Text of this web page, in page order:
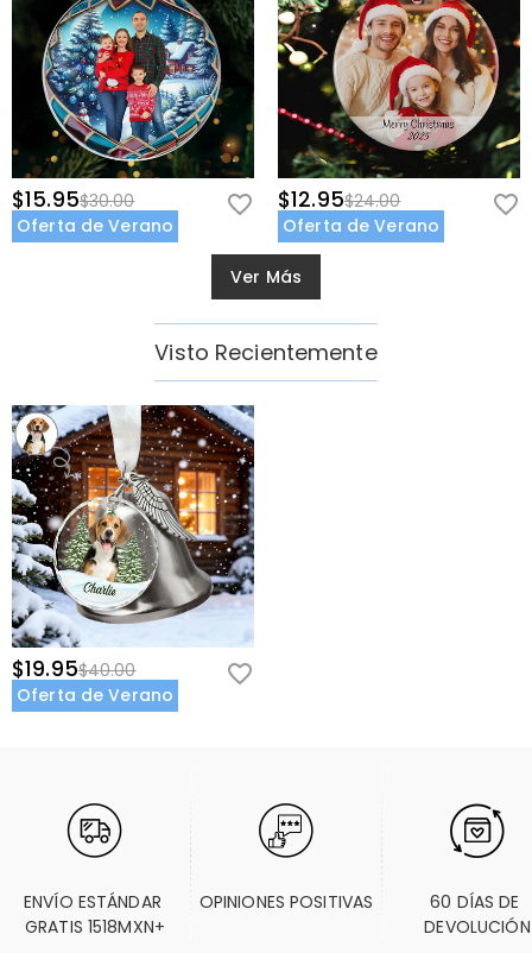
$15.95$30.00
Oferta de Verano
$12.95$24.00
Oferta de Verano
Ver Más
Visto Recientemente
$19.95$40.00
Oferta de Verano
ENVÍO ESTÁNDAR
GRATIS 1518MXN+
OPINIONES POSITIVAS
60 DÍAS DE
DEVOLUCIÓN